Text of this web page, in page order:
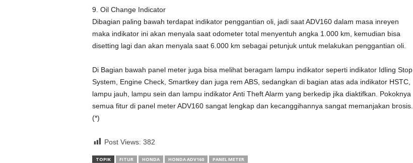
9. Oil Change Indicator
Dibagian paling bawah terdapat indikator penggantian oli, jadi saat ADV160 dalam masa inreyen
maka indikator ini akan menyala saat odometer total menyentuh angka 1.000 km, kemudian bisa
disetting lagi dan akan menyala saat 6.000 km sebagai petunjuk untuk melakukan penggantian oli.
Di Bagian bawah panel meter juga bisa melihat beragam lampu indikator seperti indikator Idling Stop
System, Engine Check, Smartkey dan juga rem ABS, sedangkan di bagian atas ada indikator HSTC,
lampu jauh, lampu sein dan lampu indikator Anti Theft Alarm yang berkedip jika diaktifkan. Pokoknya
semua fitur di panel meter ADV160 sangat lengkap dan kecanggihannya sangat memanjakan brosis.
(*)
Post Views: 382
TOPIK FITUR HONDA HONDA ADV160 PANEL METER